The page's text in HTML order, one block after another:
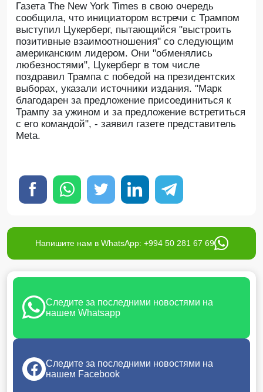
Газета The New York Times в свою очередь
сообщила, что инициатором встречи с Трампом
выступил Цукерберг, пытающийся "выстроить
позитивные взаимоотношения" со следующим
американским лидером. Они "обменялись
любезностями", Цукерберг в том числе
поздравил Трампа с победой на президентских
выборах, указали источники издания. "Марк
благодарен за предложение присоединиться к
Трампу за ужином и за предложение встретиться
с его командой", - заявил газете представитель
Meta.
Напишите нам в WhatsApp: +994 50 281 67 69
Следите за последними новостями на
нашем Whatsapp
Следите за последними новостями на
нашем Facebook